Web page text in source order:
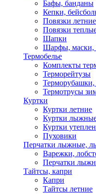
Бафы, банданы
Кепки,
Повязки летние
Повязки
Шапки
Шарфы, маски,
Термобелье
Комплекты
Терморейтузы
Терморубашки,
Термотрусы
Куртки
Куртки летние
Куртки
Куртки
Пуховики
Перчатки лыжные,
Варежки,
Перчатки
Тайтсы, капри
Капри
Тайтсы летние